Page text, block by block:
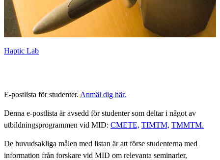
Haptic Lab
E-postlista för studenter. Anmäl dig här.
Denna e-postlista är avsedd för studenter som deltar i något av
utbildningsprogrammen vid MID: CMETE, TIMTM, TMMTM.
De huvudsakliga målen med listan är att förse studenterna med
information från forskare vid MID om relevanta seminarier,